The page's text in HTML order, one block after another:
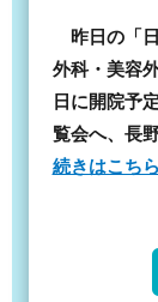
昨日の「
外科・美容
日に開院予
覧会へ、長
続きはこち